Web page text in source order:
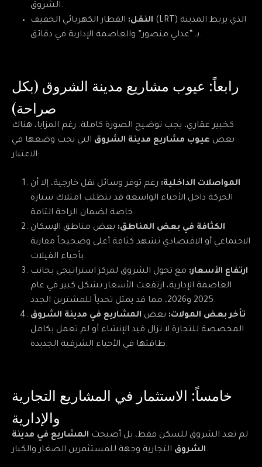
الشروق.
النقل: القطار الكهربائي الخفيف (LRT) الذي يربط المدينة
بـ “عدلي منصور” والعاصمة الإدارية في دقائق.
رابعاً: عيوب مشاريع مدينة الشروق (بكل
صراحة)
كخبير عقاري، يجب توضيح الصورة كاملة. رغم المزايا، هناك
بعض عيوب مشاريع مدينة الشروق التي يجب وضعها في
الاعتبار:
المواصلات الداخلية: رغم توفر وسائل نقل خارجية، إلا أن
الحركة داخل الأحياء الواسعة قد تتطلب امتلاك سيارة
خاصة لضمان الراحة التامة.
الكثافة في بعض المناطق: بعض مناطق الإسكان
الاجتماعي أو الاقتصادي تشهد كثافة أعلى وضجيجاً مقارنة
بأحياء الفيلات.
ارتفاع الأسعار: مع تحول الشروق لمركز استراتيجي بجانب
العاصمة الإدارية، ارتفعت الأسعار بشكل كبير في عام
2025 و2026، مما قد يمثل تحدياً للمشترين الجدد.
تأخر بعض المولات: بعض المشاريع في مدينة الشروق
المخصصة للتجارة لا تزال قيد الإنشاء أو لم تعمل بكامل
طاقتها في الأحياء الشرقية الجديدة.
خامساً: الاستثمار في المشاريع التجارية
والإدارية
لم تعد الشروق للسكن فقط، بل أصبحت المشاريع في مدينة
الشروقالتجارية وجهة للمستثمرين الصغار والكبار.